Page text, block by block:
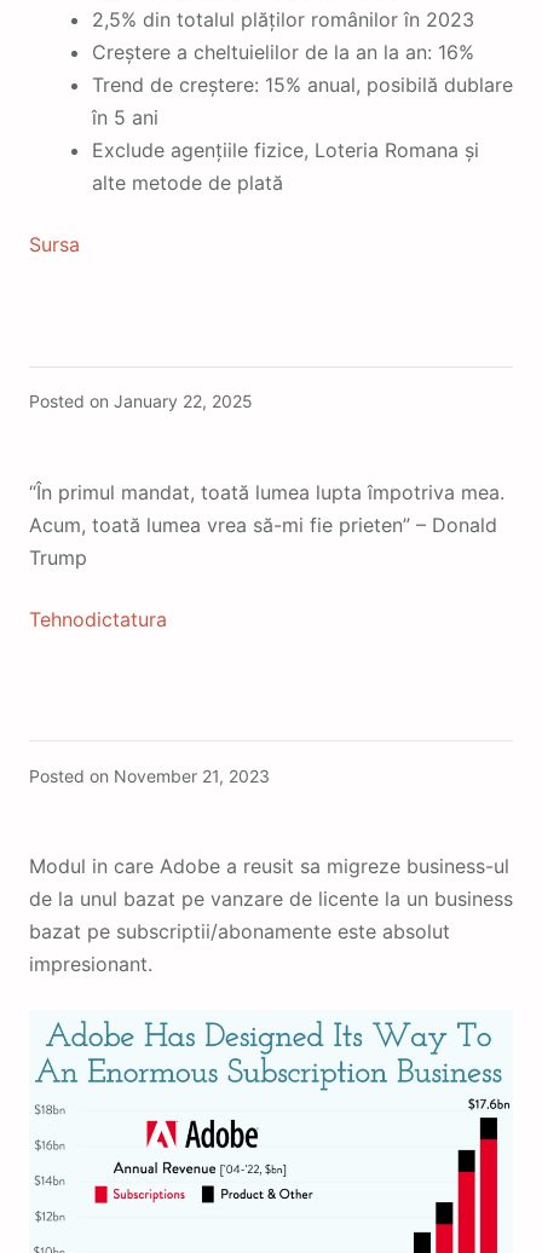
2,5% din totalul plăților românilor în 2023
Creștere a cheltuielilor de la an la an: 16%
Trend de creștere: 15% anual, posibilă dublare
în 5 ani
Exclude agențiile fizice, Loteria Romana și
alte metode de plată
Sursa
Posted on January 22, 2025
“În primul mandat, toată lumea lupta împotriva mea.
Acum, toată lumea vrea să-mi fie prieten” – Donald
Trump
Tehnodictatura
Posted on November 21, 2023
Modul in care Adobe a reusit sa migreze business-ul
de la unul bazat pe vanzare de licente la un business
bazat pe subscriptii/abonamente este absolut
impresionant.